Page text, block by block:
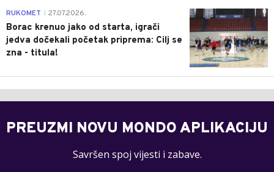
0
RUKOMET 27.07.2026.
Borac krenuo jako od starta, igrači
jedva dočekali početak priprema: Cilj se
zna - titula!
PREUZMI NOVU MONDO APLIKACIJU
Savršen spoj vijesti i zabave.